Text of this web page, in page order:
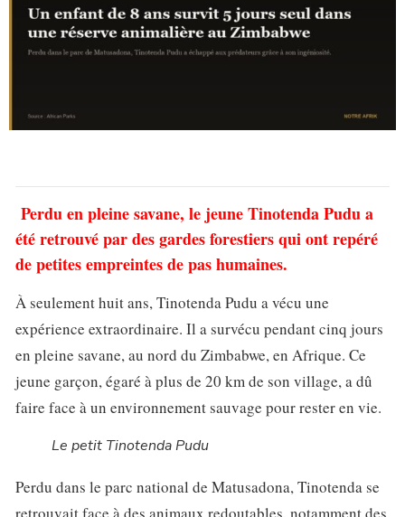
Perdu en pleine savane, le jeune Tinotenda Pudu a
été retrouvé par des gardes forestiers qui ont repéré
de petites empreintes de pas humaines.
À seulement huit ans, Tinotenda Pudu a vécu une
expérience extraordinaire. Il a survécu pendant cinq jours
en pleine savane, au nord du Zimbabwe, en Afrique. Ce
jeune garçon, égaré à plus de 20 km de son village, a dû
faire face à un environnement sauvage pour rester en vie.
Le petit Tinotenda Pudu
Perdu dans le parc national de Matusadona, Tinotenda se